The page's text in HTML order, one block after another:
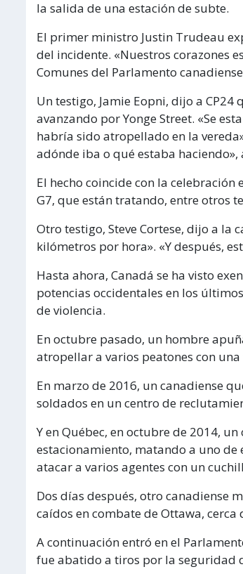
la salida de una estación de subte.
El primer ministro Justin Trudeau
del incidente. «Nuestros corazones
Comunes del Parlamento
Un testigo, Jamie Eopni, dijo a
avanzando por Yonge Street. «Se
habría sido atropellado en la
adónde iba o qué estaba haciendo»,
El hecho coincide con la
G7, que están tratando, entre otros
Otro testigo, Steve Cortese, dijo a la
kilómetros por hora». «Y después,
Hasta ahora, Canadá se ha visto
potencias occidentales en los
de violencia.
En octubre pasado, un hombre
atropellar a varios peatones con
En marzo de 2016, un canadiense
soldados en un centro de
Y en Québec, en octubre de 2014,
estacionamiento, matando a uno
atacar a varios agentes con un
Dos días después, otro canadiense
caídos en combate de Ottawa, cerca
A continuación entró en el
fue abatido a tiros por la seguridad